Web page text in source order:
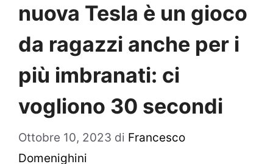
nuova Tesla è un gioco
da ragazzi anche per i
più imbranati: ci
vogliono 30 secondi
Ottobre 10, 2023 di Francesco
Domenighini